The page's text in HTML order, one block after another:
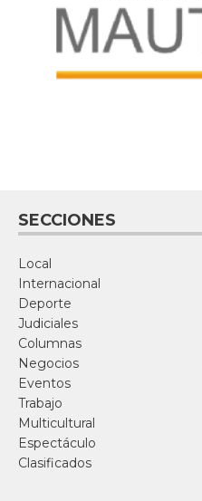
SECCIONES
Local
Internacional
Deporte
Judiciales
Columnas
Negocios
Eventos
Trabajo
Multicultural
Espectáculo
Clasificados